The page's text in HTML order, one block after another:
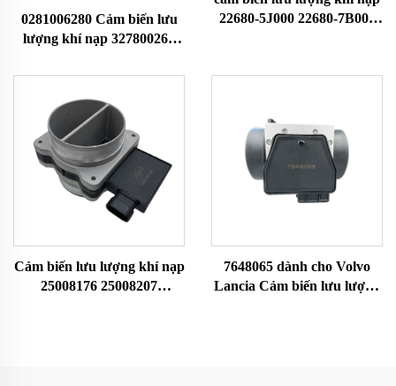
0281006280 Cảm biến lưu
lượng khí nạp 327800261
Cảm biến MAF Đồng hồ đo
lưu lượng không khí
22680-5J000 22680-7B000
Cảm biến MAF Đồng hồ đo
Cảm biến lưu lượng khí nạp
25008176 25008207
7648065 dành cho Volvo
Lancia Cảm biến lưu lượng